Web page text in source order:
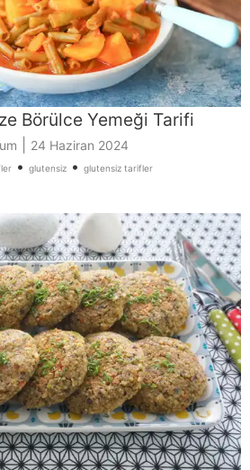
Börülce Yemeği Tarifi
24 Haziran 2024
• glutensiz • glutensiz tarifler